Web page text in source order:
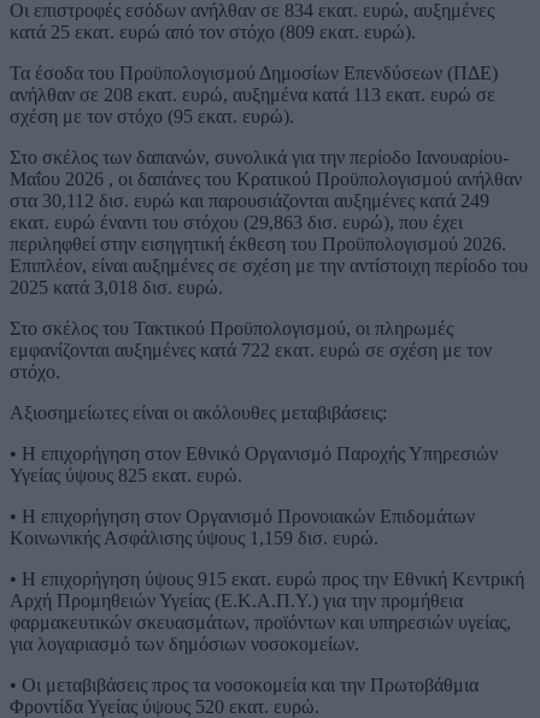
Οι επιστροφές εσόδων ανήλθαν σε 834 εκατ. ευρώ, αυξημένες
κατά 25 εκατ. ευρώ από τον στόχο (809 εκατ. ευρώ).
Τα έσοδα του Προϋπολογισμού Δημοσίων Επενδύσεων (ΠΔΕ)
ανήλθαν σε 208 εκατ. ευρώ, αυξημένα κατά 113 εκατ. ευρώ σε
σχέση με τον στόχο (95 εκατ. ευρώ).
Στο σκέλος των δαπανών, συνολικά για την περίοδο Ιανουαρίου-
Μαΐου 2026 , οι δαπάνες του Κρατικού Προϋπολογισμού ανήλθαν
στα 30,112 δισ. ευρώ και παρουσιάζονται αυξημένες κατά 249
εκατ. ευρώ έναντι του στόχου (29,863 δισ. ευρώ), που έχει
περιληφθεί στην εισηγητική έκθεση του Προϋπολογισμού 2026.
Επιπλέον, είναι αυξημένες σε σχέση με την αντίστοιχη περίοδο του
2025 κατά 3,018 δισ. ευρώ.
Στο σκέλος του Τακτικού Προϋπολογισμού, οι πληρωμές
εμφανίζονται αυξημένες κατά 722 εκατ. ευρώ σε σχέση με τον
στόχο.
Αξιοσημείωτες είναι οι ακόλουθες μεταβιβάσεις:
• Η επιχορήγηση στον Εθνικό Οργανισμό Παροχής Υπηρεσιών
Υγείας ύψους 825 εκατ. ευρώ.
• Η επιχορήγηση στον Οργανισμό Προνοιακών Επιδομάτων
Κοινωνικής Ασφάλισης ύψους 1,159 δισ. ευρώ.
• Η επιχορήγηση ύψους 915 εκατ. ευρώ προς την Εθνική Κεντρική
Αρχή Προμηθειών Υγείας (Ε.Κ.Α.Π.Υ.) για την προμήθεια
φαρμακευτικών σκευασμάτων, προϊόντων και υπηρεσιών υγείας,
για λογαριασμό των δημόσιων νοσοκομείων.
• Οι μεταβιβάσεις προς τα νοσοκομεία και την Πρωτοβάθμια
Φροντίδα Υγείας ύψους 520 εκατ. ευρώ.